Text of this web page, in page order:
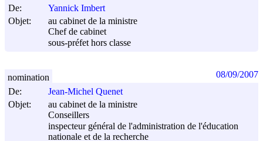
De:
Yannick Imbert
Objet:
au cabinet de la ministre
Chef de cabinet
sous-préfet hors classe
De:
Jean-Michel Quenet
Objet:
au cabinet de la ministre
Conseillers
inspecteur général de l'administration de l'éducation
nationale et de la recherche
nomination 08/09/2007